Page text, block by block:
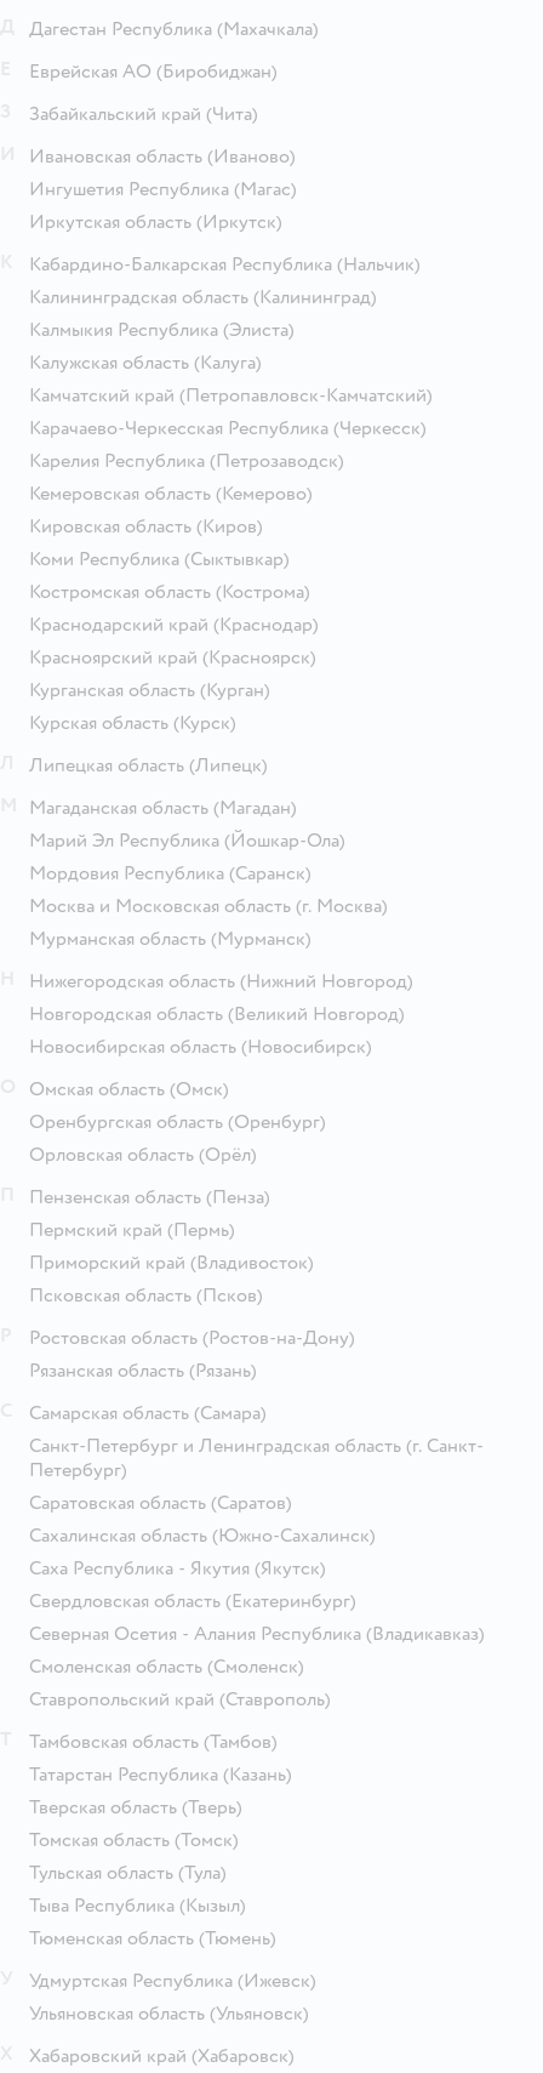
Дагестан Республика (Махачкала)
Еврейская АО (Биробиджан)
Забайкальский край (Чита)
Ивановская область (Иваново)
Ингушетия Республика (Магас)
Иркутская область (Иркутск)
Кабардино-Балкарская Республика (Нальчик)
Калининградская область (Калининград)
Калмыкия Республика (Элиста)
Калужская область (Калуга)
Камчатский край (Петропавловск-Камчатский)
Карачаево-Черкесская Республика (Черкесск)
Карелия Республика (Петрозаводск)
Кемеровская область (Кемерово)
Кировская область (Киров)
Коми Республика (Сыктывкар)
Костромская область (Кострома)
Краснодарский край (Краснодар)
Красноярский край (Красноярск)
Курганская область (Курган)
Курская область (Курск)
Липецкая область (Липецк)
Магаданская область (Магадан)
Марий Эл Республика (Йошкар-Ола)
Мордовия Республика (Саранск)
Москва и Московская область (г. Москва)
Мурманская область (Мурманск)
Нижегородская область (Нижний Новгород)
Новгородская область (Великий Новгород)
Новосибирская область (Новосибирск)
Омская область (Омск)
Оренбургская область (Оренбург)
Орловская область (Орёл)
Пензенская область (Пенза)
Пермский край (Пермь)
Приморский край (Владивосток)
Псковская область (Псков)
Ростовская область (Ростов-на-Дону)
Рязанская область (Рязань)
Самарская область (Самара)
Санкт-Петербург и Ленинградская область (г. Санкт-
Петербург)
Саратовская область (Саратов)
Сахалинская область (Южно-Сахалинск)
Саха Республика - Якутия (Якутск)
Свердловская область (Екатеринбург)
Северная Осетия - Алания Республика (Владикавказ)
Смоленская область (Смоленск)
Ставропольский край (Ставрополь)
Тамбовская область (Тамбов)
Татарстан Республика (Казань)
Тверская область (Тверь)
Томская область (Томск)
Тульская область (Тула)
Тыва Республика (Кызыл)
Тюменская область (Тюмень)
Удмуртская Республика (Ижевск)
Ульяновская область (Ульяновск)
Хабаровский край (Хабаровск)